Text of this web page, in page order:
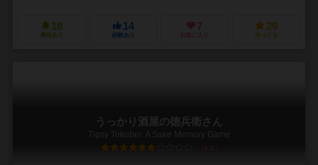
18
興味あり
14
経験あり
7
お気に入り
29
持ってる
うっかり酒屋の徳兵衛さん
Tipsy Tokubei: A Sake Memory Game
6.5